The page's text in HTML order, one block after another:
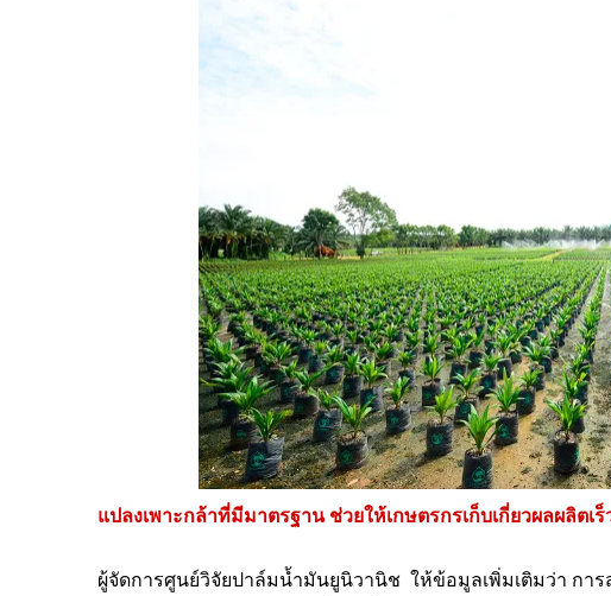
แปลงเพาะกล้าที่มีมาตรฐาน ช่วยให้เกษตรกรเก็บเกี่ยวผลผลิตเ
ผู้จัดการศูนย์วิจัยปาล์มน้ำมันยูนิวานิช ให้ข้อมูลเพิ่มเติมว่า กา